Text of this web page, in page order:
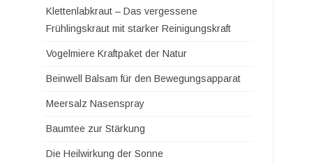
Klettenlabkraut – Das vergessene
Frühlingskraut mit starker Reinigungskraft
Vogelmiere Kraftpaket der Natur
Beinwell Balsam für den Bewegungsapparat
Meersalz Nasenspray
Baumtee zur Stärkung
Die Heilwirkung der Sonne